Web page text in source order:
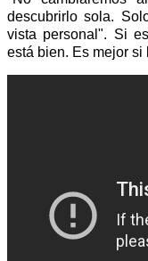
descubrirlo sola.
vista personal". Si
está bien. Es mejor si